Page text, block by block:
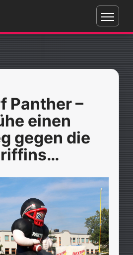
Menü
Panther –
einen
gegen die